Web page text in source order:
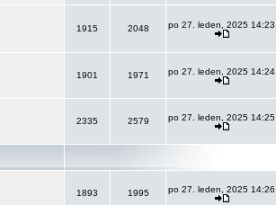
1915 2048 po 27. leden, 2025 14:23
1901 1971 po 27. leden, 2025 14:24
2335 2579 po 27. leden, 2025 14:25
1893 1995 po 27. leden, 2025 14:26